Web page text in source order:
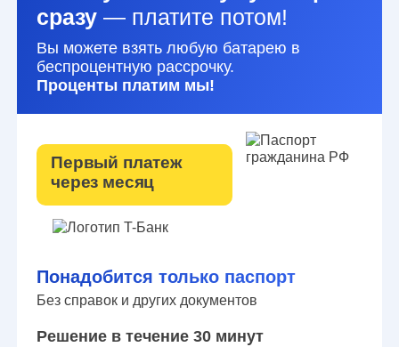
сразу— платите потом!
Вы можете взять любую батарею в
беспроцентную рассрочку.
Проценты платим мы!
Первый платеж
через месяц
Понадобится только паспорт
Без справок и других документов
Решение в течение 30 минут